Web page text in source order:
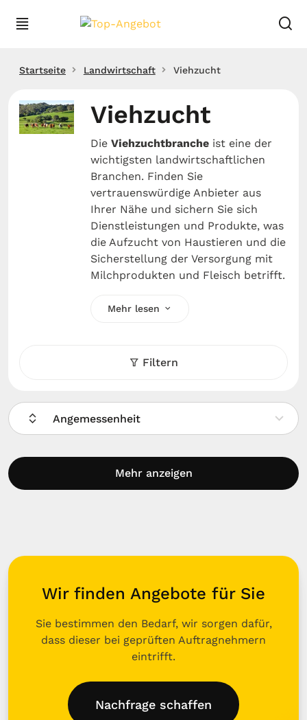
Startseite Landwirtschaft Viehzucht
Viehzucht
Die Viehzuchtbranche ist eine der
wichtigsten landwirtschaftlichen
Branchen. Finden Sie
vertrauenswürdige Anbieter aus
Ihrer Nähe und sichern Sie sich
Dienstleistungen und Produkte, was
die Aufzucht von Haustieren und die
Sicherstellung der Versorgung mit
Milchprodukten und Fleisch betrifft.
Mehr lesen
Filtern
Angemessenheit
Mehr anzeigen
Wir finden Angebote für Sie
Sie bestimmen den Bedarf, wir sorgen dafür,
dass dieser bei geprüften Auftragnehmern
eintrifft.
Nachfrage schaffen